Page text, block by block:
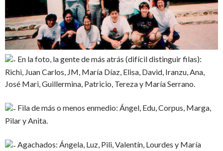
En la foto, la gente de más atrás (difícil distinguir filas):
Richi, Juan Carlos, JM, María Díaz, Elisa, David, Iranzu, Ana,
José Mari, Guillermina, Patricio, Tereza y María Serrano.
Fila de más o menos enmedio: Ángel, Edu, Corpus, Marga,
Pilar y Anita.
Agachados: Ángela, Luz, Pili, Valentín, Lourdes y María